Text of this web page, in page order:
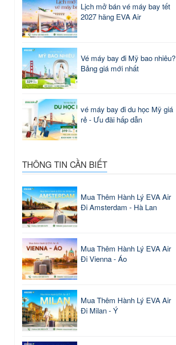
Lịch mở bán vé máy bay tết
2027 hãng EVA Air
Vé máy bay đi Mỹ bao nhiêu?
Bảng giá mới nhất
vé máy bay đi du học Mỹ giá
rẻ - Ưu đãi hấp dẫn
THÔNG TIN CẦN BIẾT
Mua Thêm Hành Lý EVA Air
Đi Amsterdam - Hà Lan
Mua Thêm Hành Lý EVA Air
Đi Vienna - Áo
Mua Thêm Hành Lý EVA Air
Đi Milan - Ý